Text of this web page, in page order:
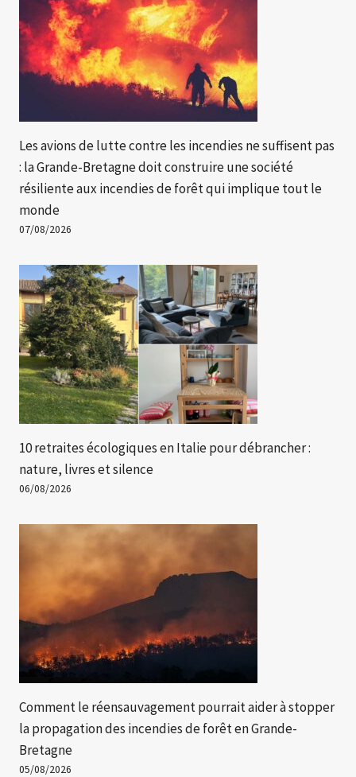
Les avions de lutte contre les incendies ne suffisent pas
: la Grande-Bretagne doit construire une société
résiliente aux incendies de forêt qui implique tout le
monde
07/08/2026
10 retraites écologiques en Italie pour débrancher :
nature, livres et silence
06/08/2026
Comment le réensauvagement pourrait aider à stopper
la propagation des incendies de forêt en Grande-
Bretagne
05/08/2026